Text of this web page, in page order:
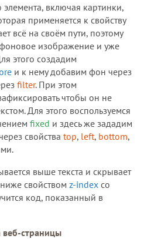
включая картинки,
применяется к свойству
всё на своём пути, поэтому
изображение и уже
этого создадим
и к нему добавим фон через
filter. При этом
чтобы он не
Для этого воспользуемся
fixed и здесь же зададим
свойства top, left, bottom,
выше текста и скрывает
свойством z-index со
код, показанный в
страницы